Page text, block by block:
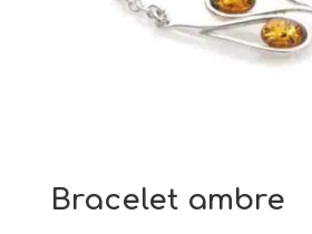
Bracelet ambre